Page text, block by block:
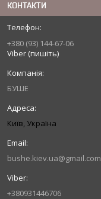
КОНТАКТИ
+380 (93) 144-67-06
Viber (пишіть)
БУШЕ
Київ, Україна
bushe.kiev.ua@gmail.com
+380931446706